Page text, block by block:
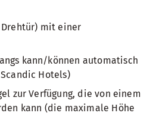
mit einer
kann/können automatisch
Hotels)
zur Verfügung, die von einem
kann (die maximale Höhe